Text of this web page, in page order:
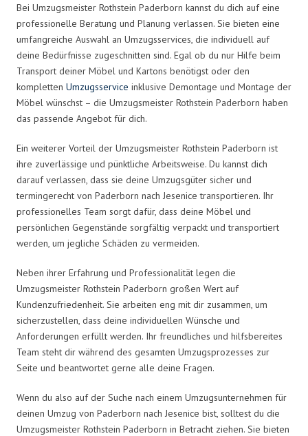
Bei Umzugsmeister Rothstein Paderborn kannst du dich auf eine
professionelle Beratung und Planung verlassen. Sie bieten eine
umfangreiche Auswahl an Umzugsservices, die individuell auf
deine Bedürfnisse zugeschnitten sind. Egal ob du nur Hilfe beim
Transport deiner Möbel und Kartons benötigst oder den
kompletten Umzugsservice inklusive Demontage und Montage der
Möbel wünschst – die Umzugsmeister Rothstein Paderborn haben
das passende Angebot für dich.
Ein weiterer Vorteil der Umzugsmeister Rothstein Paderborn ist
ihre zuverlässige und pünktliche Arbeitsweise. Du kannst dich
darauf verlassen, dass sie deine Umzugsgüter sicher und
termingerecht von Paderborn nach Jesenice transportieren. Ihr
professionelles Team sorgt dafür, dass deine Möbel und
persönlichen Gegenstände sorgfältig verpackt und transportiert
werden, um jegliche Schäden zu vermeiden.
Neben ihrer Erfahrung und Professionalität legen die
Umzugsmeister Rothstein Paderborn großen Wert auf
Kundenzufriedenheit. Sie arbeiten eng mit dir zusammen, um
sicherzustellen, dass deine individuellen Wünsche und
Anforderungen erfüllt werden. Ihr freundliches und hilfsbereites
Team steht dir während des gesamten Umzugsprozesses zur
Seite und beantwortet gerne alle deine Fragen.
Wenn du also auf der Suche nach einem Umzugsunternehmen für
deinen Umzug von Paderborn nach Jesenice bist, solltest du die
Umzugsmeister Rothstein Paderborn in Betracht ziehen. Sie bieten